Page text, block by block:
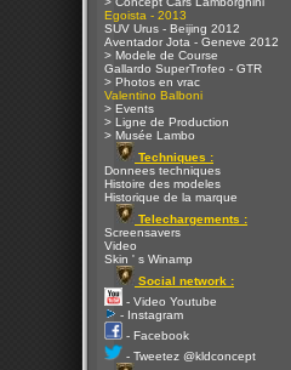
Egoista - 2013
SUV Urus - Beijing 2012
Aventador Jota - Geneve 2012
> Modele de Course
Gallardo SuperTrofeo - GTR
> Photos en vrac
Valentino Balboni
> Events
> Ligne de Production
> Musée Lambo
Techniques :
Donnees techniques
Histoire des modeles
Historique de la marque
Telechargements :
Screensavers
Video
Skin ' s Winamp
Social network :
- Video Youtube
- Instagram
- Facebook
- Tweetez @kldconcept